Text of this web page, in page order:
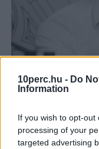
10perc.hu - Do
Information
If you wish to opt-
processing of your
targeted advertising